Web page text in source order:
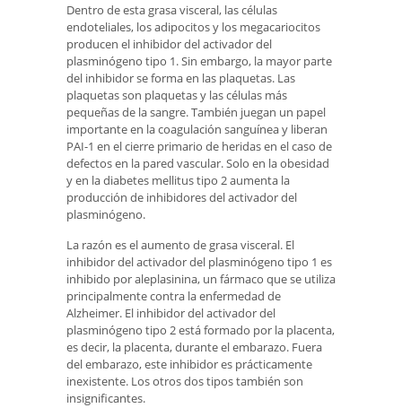
Dentro de esta grasa visceral, las células
endoteliales, los adipocitos y los megacariocitos
producen el inhibidor del activador del
plasminógeno tipo 1. Sin embargo, la mayor parte
del inhibidor se forma en las plaquetas. Las
plaquetas son plaquetas y las células más
pequeñas de la sangre. También juegan un papel
importante en la coagulación sanguínea y liberan
PAI-1 en el cierre primario de heridas en el caso de
defectos en la pared vascular. Solo en la obesidad
y en la diabetes mellitus tipo 2 aumenta la
producción de inhibidores del activador del
plasminógeno.
La razón es el aumento de grasa visceral. El
inhibidor del activador del plasminógeno tipo 1 es
inhibido por aleplasinina, un fármaco que se utiliza
principalmente contra la enfermedad de
Alzheimer. El inhibidor del activador del
plasminógeno tipo 2 está formado por la placenta,
es decir, la placenta, durante el embarazo. Fuera
del embarazo, este inhibidor es prácticamente
inexistente. Los otros dos tipos también son
insignificantes.